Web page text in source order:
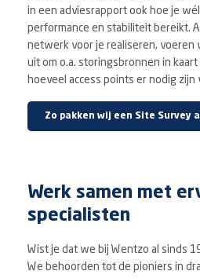
in een adviesrapport ook hoe je
performance en stabiliteit bereikt.
netwerk voor je realiseren, voeren
uit om o.a. storingsbronnen in
hoeveel access points er nodig
Zo pakken wij een Site Survey
Werk samen met
specialisten
Wist je dat we bij Wentzo al sinds
We behoorden tot de pioniers in